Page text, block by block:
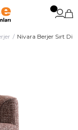
Nivara Berjer Sırt